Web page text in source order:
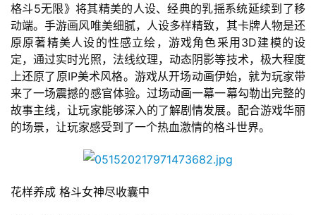
首
页
游
茶
游
格斗5无限》将其精美的人设、经典的乳摇系统延续到了移
动端。手游画风唯美细腻，人设多样精致，其卡牌人物是还
原原著精美人设的性感立绘，游戏角色采用3D建模的设
定，通过实时光照，法线纹理，动态阴影等技术，极大程度
上还原了原IP美术风格。游戏从开场动画伊始，就为玩家带
来了一场震撼的感官体验。过场动画一幕一幕勾勒出完整的
故事主线，让玩家能够深入的了解剧情发展。配合游戏华丽
的场景，让玩家感受到了一个热血激情的格斗世界。
花样养成 格斗女神尽收囊中